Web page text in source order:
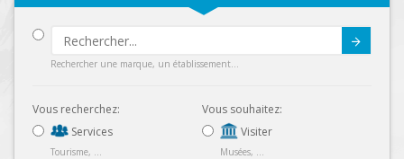
Rechercher une marque, un établissement...
Vous recherchez:
Services
Tourisme, ...
Vous souhaitez:
Visiter
Musées, ...